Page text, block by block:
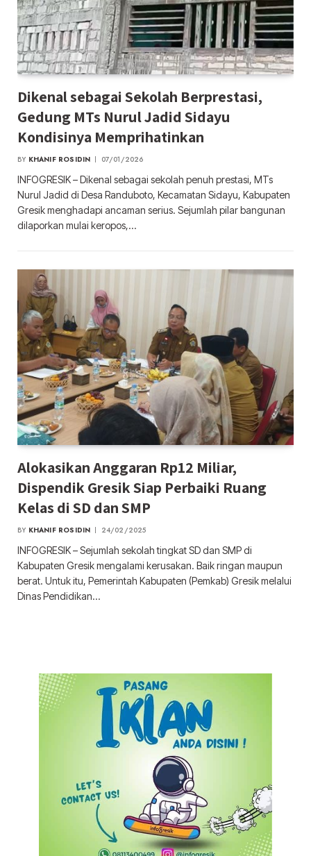
Dikenal sebagai Sekolah Berprestasi,
Gedung MTs Nurul Jadid Sidayu
Kondisinya Memprihatinkan
BY KHANIF ROSIDIN 07/01/2026
INFOGRESIK – Dikenal sebagai sekolah penuh prestasi, MTs
Nurul Jadid di Desa Randuboto, Kecamatan Sidayu, Kabupaten
Gresik menghadapi ancaman serius. Sejumlah pilar bangunan
dilaporkan mulai keropos,…
Alokasikan Anggaran Rp12 Miliar,
Dispendik Gresik Siap Perbaiki Ruang
Kelas di SD dan SMP
BY KHANIF ROSIDIN 24/02/2025
INFOGRESIK – Sejumlah sekolah tingkat SD dan SMP di
Kabupaten Gresik mengalami kerusakan. Baik ringan maupun
berat. Untuk itu, Pemerintah Kabupaten (Pemkab) Gresik melalui
Dinas Pendidikan…